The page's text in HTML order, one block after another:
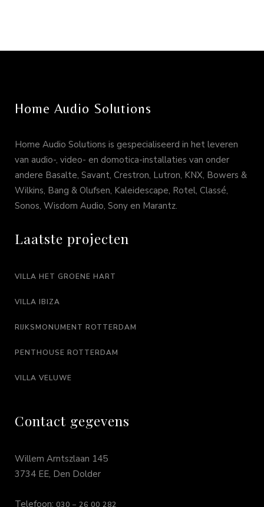
Home Audio Solutions
Home Audio Solutions is gespecialiseerd in het leveren
van audio-, video- en domotica-installaties van onder
andere Basalte, Savant, Crestron, Lutron, KNX, Bowers &
Wilkins, Bang & Olufsen, Kaleidescape, Rotel, Classé,
Sonos, Wisdom Audio, Sony en Marantz.
Laatste projecten
VILLA HET GROENE HART
VILLA IBIZA
RIJKSMONUMENT ROTTERDAM
PENTHOUSE ROTTERDAM
VILLA VELUWE
Contact gegevens
Willem Arntszlaan 145
3734 EE, Den Dolder
Telefoon: 030 – 26 00 282